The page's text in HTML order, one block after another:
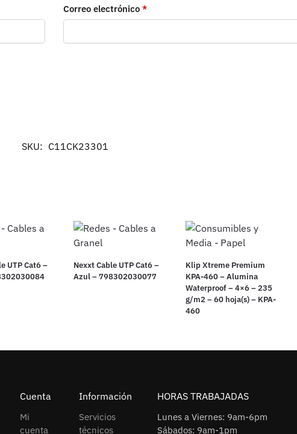
Correo electrónico *
SKU: C11CK23301
UTP Cat6 –
Nexxt Cable UTP Cat6 –
Azul – 798302030077
Klip Xtreme Premium
KPA-460 – Alumina
Waterproof – 4×6 – 235
g/m2 – 60 hoja(s) – KPA-
460
Cuenta
Mi
cuenta
Información
Servicios
técnicos
HORAS TRABAJADAS
Lunes a Viernes: 9am-6pm
Sábados: 9am-1pm